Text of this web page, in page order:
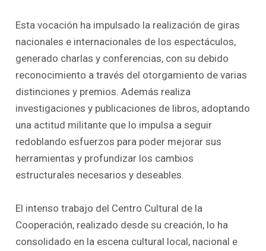
Esta vocación ha impulsado la realización de giras
nacionales e internacionales de los espectáculos,
generado charlas y conferencias, con su debido
reconocimiento a través del otorgamiento de varias
distinciones y premios. Además realiza
investigaciones y publicaciones de libros, adoptando
una actitud militante que lo impulsa a seguir
redoblando esfuerzos para poder mejorar sus
herramientas y profundizar los cambios
estructurales necesarios y deseables.
El intenso trabajo del Centro Cultural de la
Cooperación, realizado desde su creación, lo ha
consolidado en la escena cultural local, nacional e